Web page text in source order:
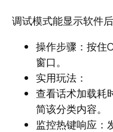
调试模式能显示软件
操作步骤：按住
窗口。
实用玩法：
查看话术加载耗
简该分类内容。
监控热键响应：